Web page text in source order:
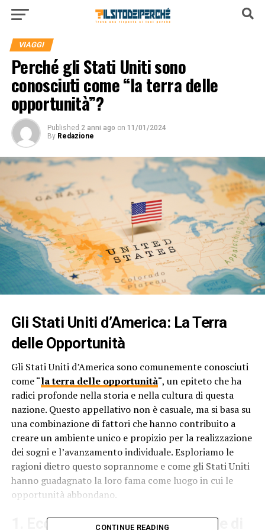
VIAGGI
Perché gli Stati Uniti sono
conosciuti come “la terra delle
opportunità”?
Published 2 anni ago on 11/01/2024
By Redazione
Gli Stati Uniti d’America: La Terra
delle Opportunità
Gli Stati Uniti d’America sono comunemente conosciuti
come “la terra delle opportunità“, un epiteto che ha
radici profonde nella storia e nella cultura di questa
nazione. Questo appellativo non è casuale, ma si basa su
una combinazione di fattori che hanno contribuito a
creare un ambiente unico e propizio per la realizzazione
dei sogni e l’avanzamento individuale. Esploriamo le
ragioni dietro questo soprannome e come gli Stati Uniti
hanno guadagnato la loro fama come luogo in cui le
opportunità abbondano.
1. Economia Dinamica e Capitale di
CONTINUE READING